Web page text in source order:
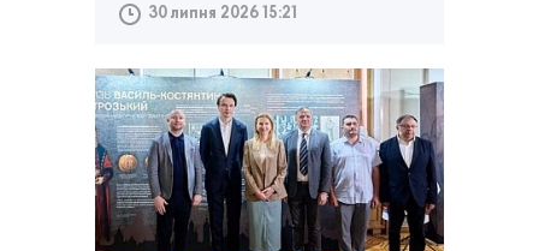
30 липня 2026 15:21